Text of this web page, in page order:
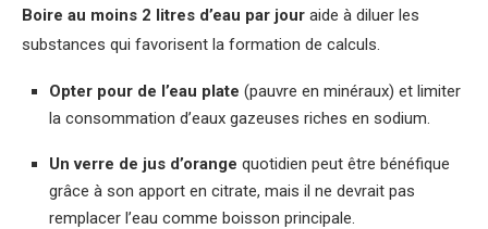
Boire au moins 2 litres d’eau par jour aide à diluer les
substances qui favorisent la formation de calculs.
Opter pour de l’eau plate (pauvre en minéraux) et limiter
la consommation d’eaux gazeuses riches en sodium.
Un verre de jus d’orange quotidien peut être bénéfique
grâce à son apport en citrate, mais il ne devrait pas
remplacer l’eau comme boisson principale.